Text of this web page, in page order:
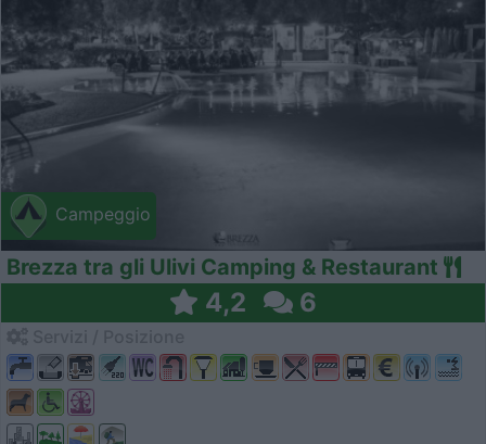
Campeggio
Brezza tra gli Ulivi Camping & Restaurant
4,2 6